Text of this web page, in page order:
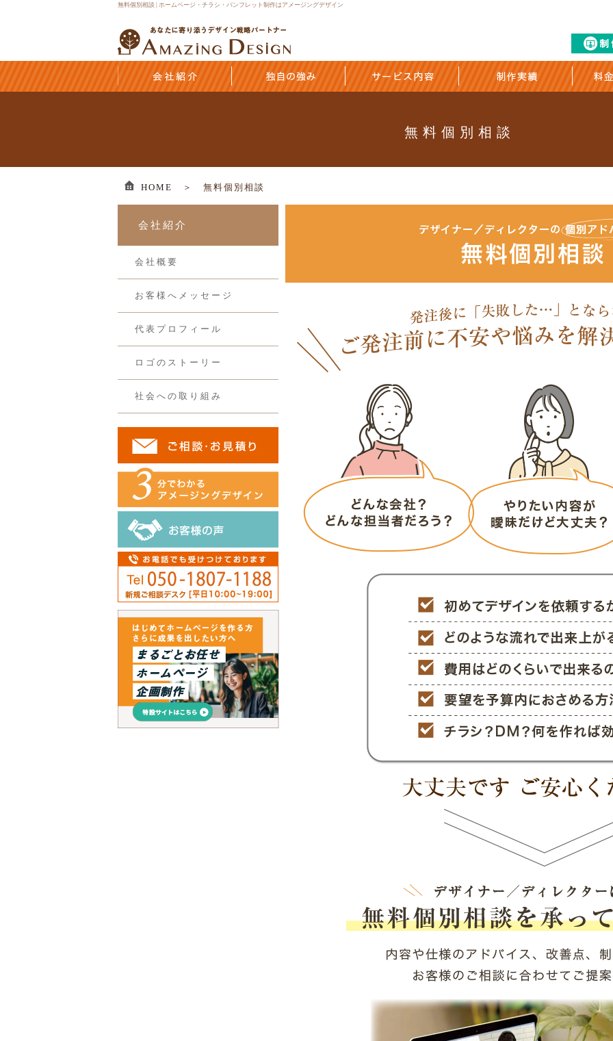
無料個別相談 | ホームページ・チラシ・パンフレット制作はアメージングデザイン
無料個別相談
HOME ＞ 無料個別相談
会社紹介
会社概要
お客様へメッセージ
代表プロフィール
ロゴのストーリー
社会への取り組み